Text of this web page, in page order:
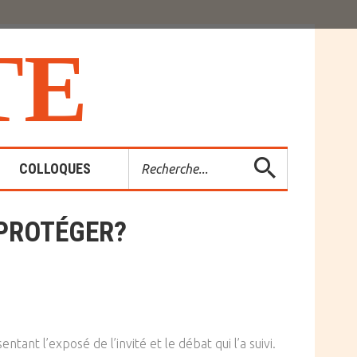
E
COLLOQUES
Rendus
Rechercher
l’exposé de l’invité et le débat qui l’a suivi.